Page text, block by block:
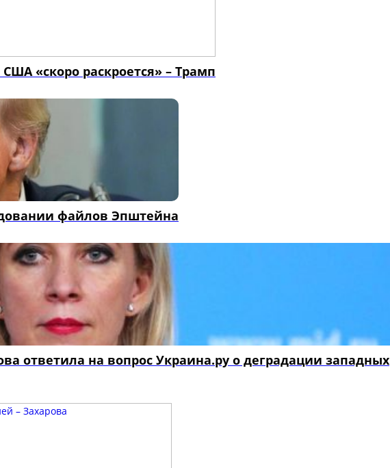
«скоро раскроется» – Трамп
файлов Эпштейна
ответила на вопрос Украина.ру о деградации западных